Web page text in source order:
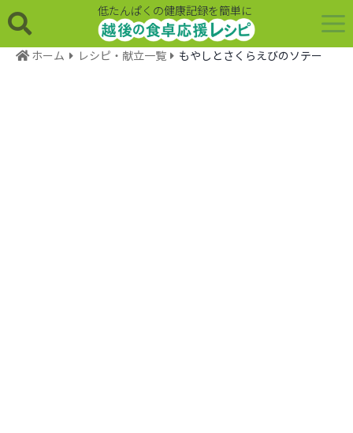
低たんぱくの健康記録を簡単に
ホーム レシピ・献立一覧 もやしとさくらえびのソテー